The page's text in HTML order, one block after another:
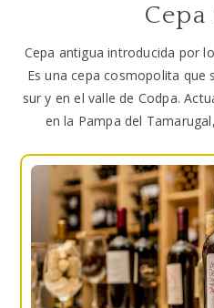
Cepa
Cepa antigua introducida por
Es una cepa cosmopolita que
sur y en el valle de Codpa.
en la Pampa del